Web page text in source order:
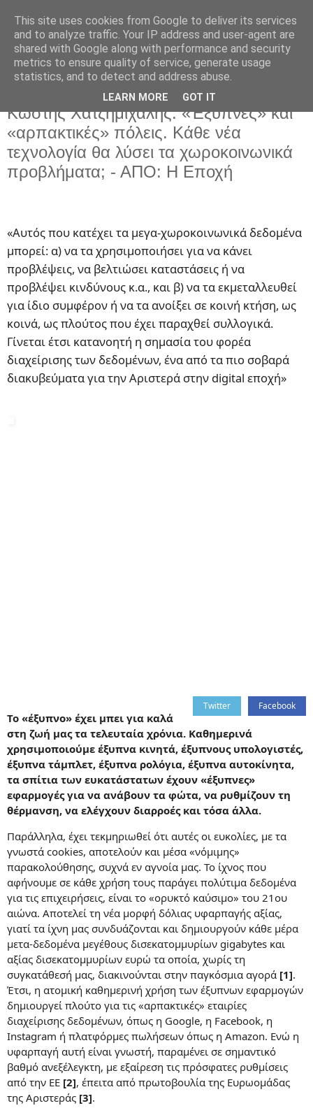
Κυριακή 19 Φεβρουαρίου 2023
Κωστής Χατζημιχάλης: «Έξυπνες» και
«αρπακτικές» πόλεις. Κάθε νέα
τεχνολογία θα λύσει τα χωροκοινωνικά
προβλήματα; - ΑΠΟ: Η Εποχή
«Αυτός που κατέχει τα μεγα-χωροκοινωνικά δεδομένα
μπορεί: α) να τα χρησιμοποιήσει για να κάνει
προβλέψεις, να βελτιώσει καταστάσεις ή να
προβλέψει κινδύνους κ.α., και β) να τα εκμεταλλευθεί
για ίδιο συμφέρον ή να τα ανοίξει σε κοινή κτήση, ως
κοινά, ως πλούτος που έχει παραχθεί συλλογικά.
Γίνεται έτσι κατανοητή η σημασία του φορέα
διαχείρισης των δεδομένων, ένα από τα πιο σοβαρά
διακυβεύματα για την Αριστερά στην digital εποχή»
Facebook
Twitter
Το «έξυπνο» έχει μπει για καλά
στη ζωή μας τα τελευταία χρόνια. Καθημερινά
χρησιμοποιούμε έξυπνα κινητά, έξυπνους υπολογιστές,
έξυπνα τάμπλετ, έξυπνα ρολόγια, έξυπνα αυτοκίνητα,
τα σπίτια των ευκατάστατων έχουν «έξυπνες»
εφαρμογές για να ανάβουν τα φώτα, να ρυθμίζουν τη
θέρμανση, να ελέγχουν διαρροές και τόσα άλλα.
Παράλληλα, έχει τεκμηριωθεί ότι αυτές οι ευκολίες, με τα
γνωστά cookies, αποτελούν και μέσα «νόμιμης»
παρακολούθησης, συχνά εν αγνοία μας. Το ίχνος που
αφήνουμε σε κάθε χρήση τους παράγει πολύτιμα δεδομένα
για τις επιχειρήσεις, είναι το «ορυκτό καύσιμο» του 21ου
αιώνα. Αποτελεί τη νέα μορφή δόλιας υφαρπαγής αξίας,
γιατί τα ίχνη μας συνδυάζονται και δημιουργούν κάθε μέρα
μετα-δεδομένα μεγέθους δισεκατομμυρίων gigabytes και
αξίας δισεκατομμυρίων ευρώ τα οποία, χωρίς τη
συγκατάθεσή μας, διακινούνται στην παγκόσμια αγορά [1].
Έτσι, η ατομική καθημερινή χρήση των έξυπνων εφαρμογών
δημιουργεί πλούτο για τις «αρπακτικές» εταιρίες
διαχείρισης δεδομένων, όπως η Google, η Facebook, η
Instagram ή πλατφόρμες πωλήσεων όπως η Amazon. Ενώ η
υφαρπαγή αυτή είναι γνωστή, παραμένει σε σημαντικό
βαθμό ανεξέλεγκτη, με εξαίρεση τις πρόσφατες ρυθμίσεις
από την ΕΕ [2], έπειτα από πρωτοβουλία της Ευρωομάδας
της Αριστεράς [3].
This site uses cookies from Google to deliver its services
and to analyze traffic. Your IP address and user-agent are
shared with Google along with performance and security
metrics to ensure quality of service, generate usage
statistics, and to detect and address abuse.
LEARN MORE GOT IT